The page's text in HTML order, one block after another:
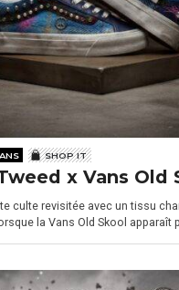
SHOP IT
x Vans Old
culte revisitée avec un tissu
la Vans Old Skool apparaît